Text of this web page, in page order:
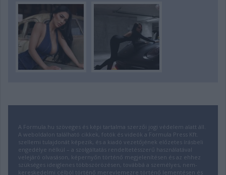
A Formula.hu szöveges és képi tartalma szerzői jogi védelem alatt áll.
A weboldalon található cikkek, fotók és videók a Formula Press Kft.
szellemi tulajdonát képezik, és a kiadó vezetőjének előzetes írásbeli
engedélye nélkül – a szolgáltatás rendeltetésszerű használatával
velejáró olvasáson, képernyőn történő megjelenítésen és az ehhez
szükséges ideiglenes többszörözésen, továbbá a személyes, nem-
kereskedelmi célból történő merevlemezre történő lementésen és